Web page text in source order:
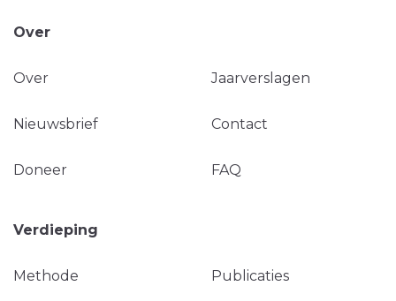
Over
Over Jaarverslagen
Nieuwsbrief Contact
Doneer FAQ
Verdieping
Methode Publicaties